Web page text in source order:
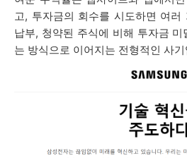
고, 투자금의 회수를 시도하면 여러
납부, 청약된 주식에 비해 투자금
는 방식으로 이어지는 전형적인 사